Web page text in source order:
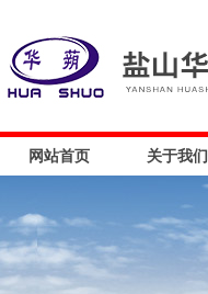
网站首页 关于我们